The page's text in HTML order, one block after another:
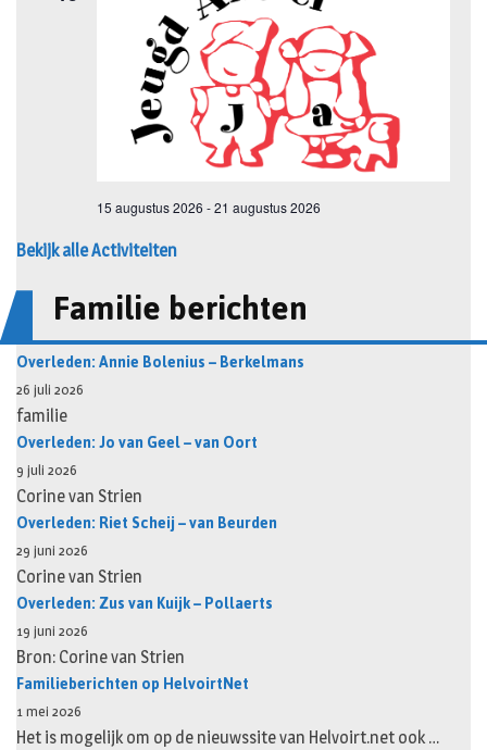
Bekijk alle Activiteiten
Familie berichten
Overleden: Annie Bolenius – Berkelmans
26 juli 2026
familie
Overleden: Jo van Geel – van Oort
9 juli 2026
Corine van Strien
Overleden: Riet Scheij – van Beurden
29 juni 2026
Corine van Strien
Overleden: Zus van Kuijk – Pollaerts
19 juni 2026
Bron: Corine van Strien
Familieberichten op HelvoirtNet
1 mei 2026
Het is mogelijk om op de nieuwssite van Helvoirt.net ook …